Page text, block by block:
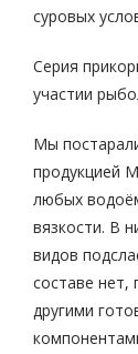
суровых
Серия
участии
Мы
продукцией
любых
вязкости. В
видов
составе нет,
другими